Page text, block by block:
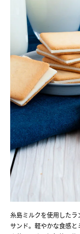
糸島ミルクを使用した
サンド。軽やかな食感